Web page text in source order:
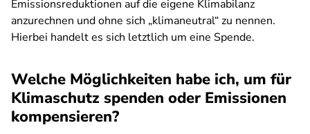
Emissionsreduktionen auf die eigene Klimabilanz
anzurechnen und ohne sich „klimaneutral“ zu nennen.
Hierbei handelt es sich letztlich um eine Spende.
Welche Möglichkeiten habe ich, um für
Klimaschutz spenden oder Emissionen
kompensieren?